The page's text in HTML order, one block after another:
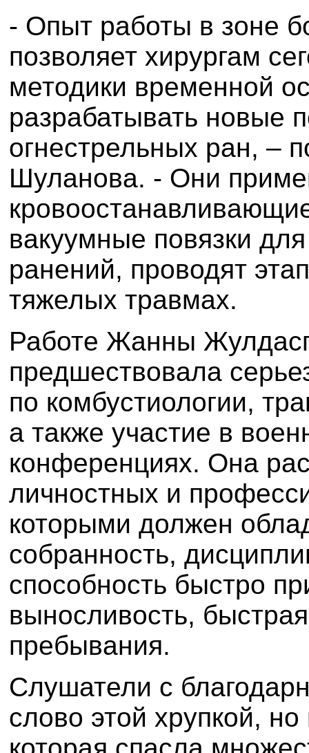
- Опыт работы в зоне
позволяет хирургам
методики временной
разрабатывать новые
огнестрельных ран, –
Шуланова. - Они
вакуумные повязки
ранений, проводят
тяжелых травмах.
Работе Жанны
предшествовала
по комбустиологии,
а также участие в
конференциях. Она
личностных и
которыми должен
собранность,
способность быстро
выносливость,
пребывания.
Слушатели с
слово этой хрупкой,